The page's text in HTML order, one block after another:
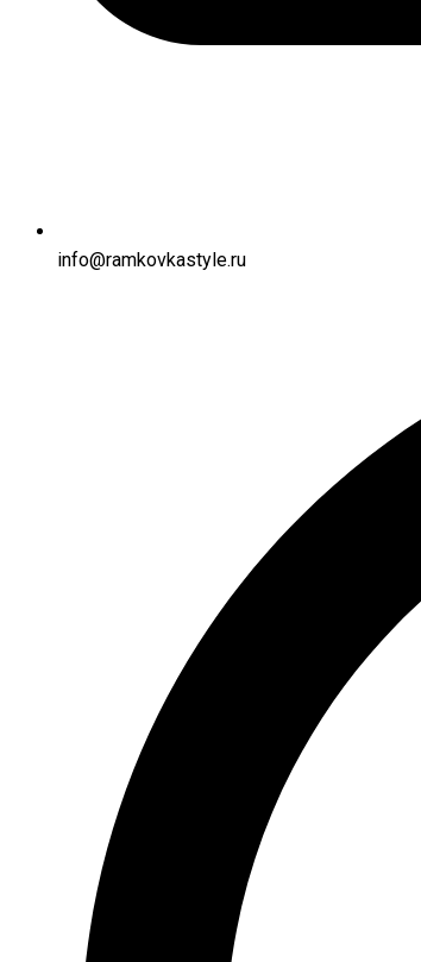
info@ramkovkastyle.ru